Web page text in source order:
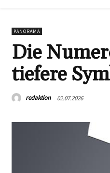
PANORAMA
Die
tiefere
redaktion 02.07.2026